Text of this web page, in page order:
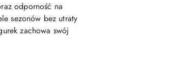
odporność na
sezonów bez utraty
zachowa swój